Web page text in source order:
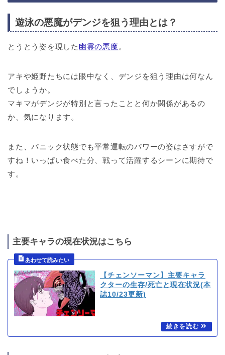
遊泳の悪魔がデンジを狙う理由とは？
とうとう姿を現した 幽霊の悪魔 。
アキや姫野たちには眼中なく、デンジを狙う理由は何なん
でしょうか。
マキマがデンジが特別と言ったことと何か関係があるの
か、気になります。
また、パニック状態でも平常運転のパワーの姿はさすがで
すね！いっぱい食べた分、戦って活躍するシーンに期待で
す。
主要キャラの現在状況はこちら
【チェンソーマン】主要キャラ
クターの生存/死亡と現在状況(本
誌10/23更新)